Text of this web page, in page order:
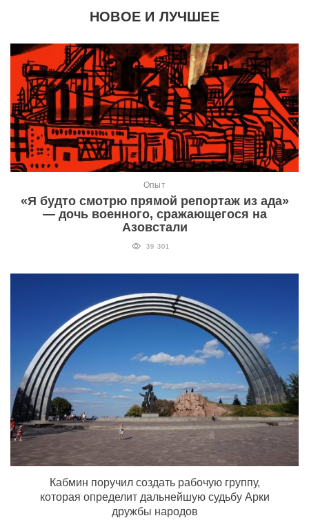
НОВОЕ И ЛУЧШЕЕ
Опыт
«Я будто смотрю прямой репортаж из ада»
— дочь военного, сражающегося на
Азовстали
39 301
Кабмин поручил создать рабочую группу,
которая определит дальнейшую судьбу Арки
дружбы народов